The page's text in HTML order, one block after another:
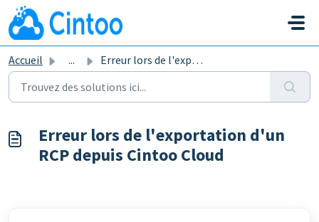
Passer au contenu principal
Accueil ... Erreur lors de l'exportation d'un RCP depuis Cint...
Erreur lors de l'exportation d'un
RCP depuis Cintoo Cloud